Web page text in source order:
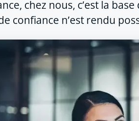
chez nous, c’est la
confiance n’est rendu